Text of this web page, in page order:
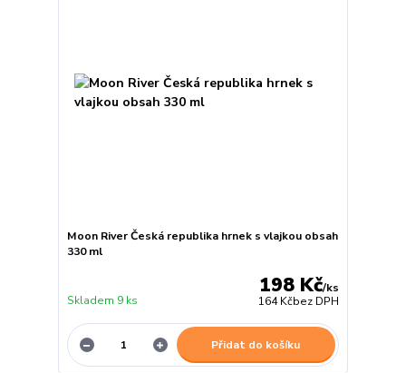
Moon River Česká republika hrnek s vlajkou obsah
330 ml
198 Kč/ks
164 Kčbez DPH
Skladem 9 ks
Přidat do košíku